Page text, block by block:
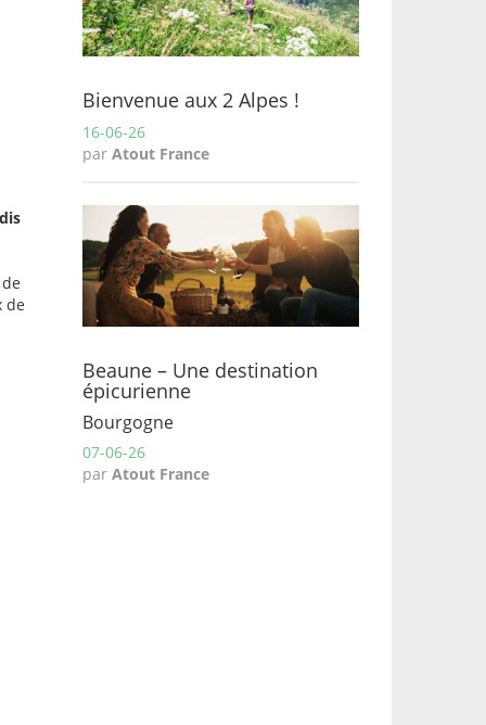
de
Bienvenue aux 2 Alpes !
16-06-26
par Atout France
Beaune – Une destination
épicurienne
Bourgogne
07-06-26
par Atout France